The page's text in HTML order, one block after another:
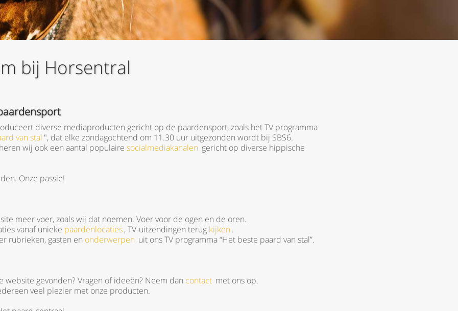
bij Horsentral
diverse mediaproducten gericht op de paardensport, zoals het TV programma
van stal ", dat elke zondagochtend om 11.30 uur uitgezonden wordt bij SBS6.
wij ook een aantal populaire socialmediakanalen gericht op diverse hippische
Onze passie!
meer voer, zoals wij dat noemen. Voer voor de ogen en de oren.
vanaf unieke paardenlocaties, TV-uitzendingen terug kijken.
rubrieken, gasten en onderwerpen uit ons TV programma “Het beste paard van stal”.
website gevonden? Vragen of ideeën? Neem dan contact met ons op.
veel plezier met onze producten.